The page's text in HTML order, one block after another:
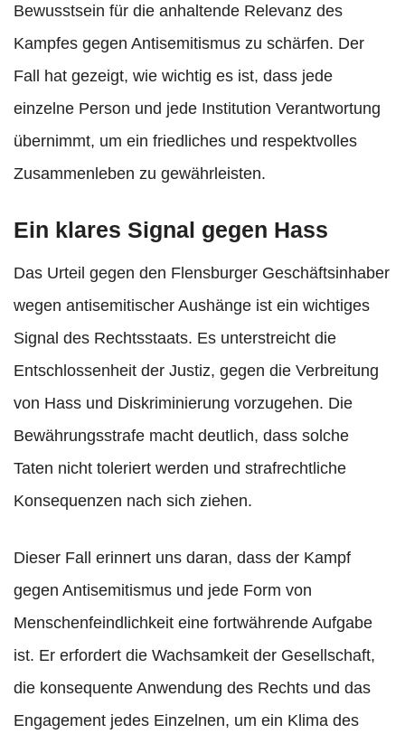
Bewusstsein für die anhaltende Relevanz des
Kampfes gegen Antisemitismus zu schärfen. Der
Fall hat gezeigt, wie wichtig es ist, dass jede
einzelne Person und jede Institution Verantwortung
übernimmt, um ein friedliches und respektvolles
Zusammenleben zu gewährleisten.
Ein klares Signal gegen Hass
Das Urteil gegen den Flensburger Geschäftsinhaber
wegen antisemitischer Aushänge ist ein wichtiges
Signal des Rechtsstaats. Es unterstreicht die
Entschlossenheit der Justiz, gegen die Verbreitung
von Hass und Diskriminierung vorzugehen. Die
Bewährungsstrafe macht deutlich, dass solche
Taten nicht toleriert werden und strafrechtliche
Konsequenzen nach sich ziehen.
Dieser Fall erinnert uns daran, dass der Kampf
gegen Antisemitismus und jede Form von
Menschenfeindlichkeit eine fortwährende Aufgabe
ist. Er erfordert die Wachsamkeit der Gesellschaft,
die konsequente Anwendung des Rechts und das
Engagement jedes Einzelnen, um ein Klima des